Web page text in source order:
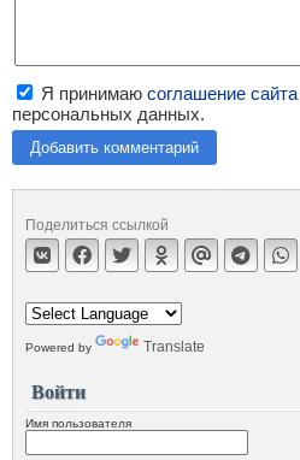
Я принимаю соглашение сайта
персональных данных.
Добавить комментарий
Поделиться ссылкой
Powered by Translate
Войти
Имя пользователя